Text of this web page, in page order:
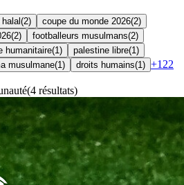
(2) coupe du monde 2026(2)
(2) footballeurs musulmans(2)
humanitaire(1 ) palestine libre(1 )
musulmane(1 ) droits humains(1 ) +122
(4 résultats)